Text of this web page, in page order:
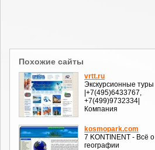
Похожие сайты
vrtt.ru
Экскурсионные туры
|+7(495)6433767,
+7(499)9732334|
Компания
kosmopark.com
7 KONTINENT - Всё о
географии